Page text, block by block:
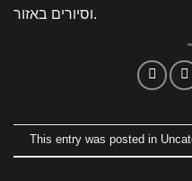
וסיורים באזור.
This entry was posted in